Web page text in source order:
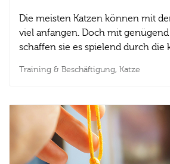
Die meisten Katzen können mit
viel anfangen. Doch mit
schaffen sie es spielend durch die
Training & Beschäftigung, Katze